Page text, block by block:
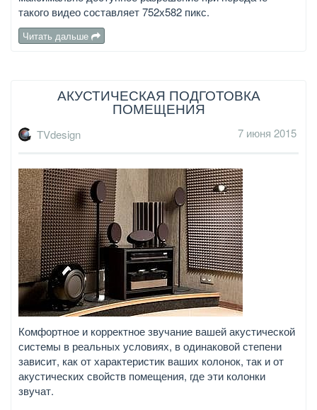
такого видео составляет 752х582 пикс.
Читать дальше
АКУСТИЧЕСКАЯ ПОДГОТОВКА
ПОМЕЩЕНИЯ
TVdesign 7 июня 2015
Комфортное и корректное звучание вашей акустической
системы в реальных условиях, в одинаковой степени
зависит, как от характеристик ваших колонок, так и от
акустических свойств помещения, где эти колонки
звучат.